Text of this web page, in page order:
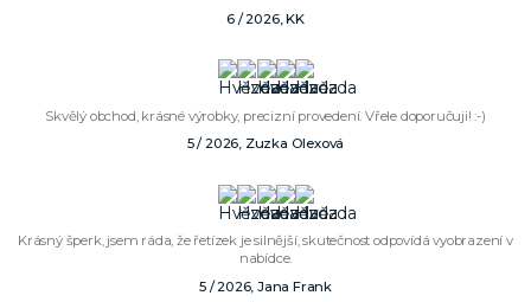
6 / 2026, KK
Skvělý obchod, krásné výrobky, precizní provedení. Vřele doporučuji! :-)
5 / 2026, Zuzka Olexová
Krásný šperk, jsem ráda, že řetízek je silnější, skutečnost odpovídá vyobrazení v
nabídce.
5 / 2026, Jana Frank